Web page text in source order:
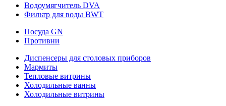
Водоумягчитель DVA
Фильтр для воды BWT
Посуда GN
Противни
Диспенсеры для столовых приборов
Мармиты
Тепловые витрины
Холодильные ванны
Холодильные витрины